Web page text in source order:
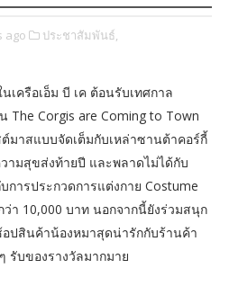
ago ประชาสัมพันธ์,
เครือเอ็ม บี เค ต้อนรับเทศกาล
The Corgis are Coming to Town
าสแบบจัดเต็มกับเหล่าซานต้าคอร์กี้
ามสุขส่งท้ายปี และพลาดไม่ได้กับ
ารประกวดการแต่งกาย Costume
า 10,000 บาท นอกจากนี้ยังร่วมสนุก
ปสินค้าน้องหมาสุดน่ารักกับร้านค้า
รับของรางวัลมากมาย